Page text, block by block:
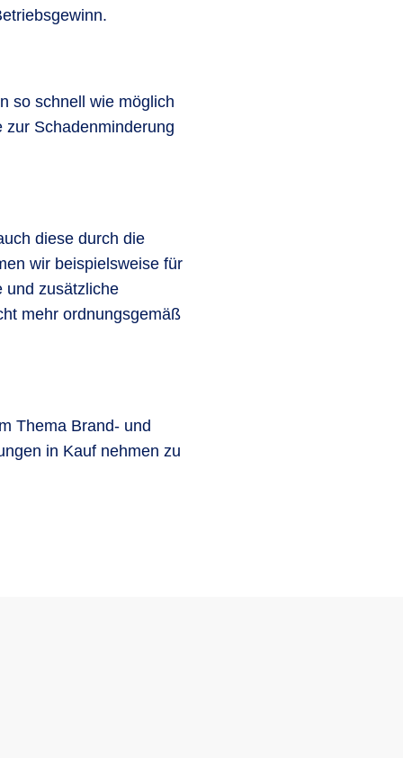
so schnell wie möglich
Schadenminderung
diese durch die
wir beispielsweise für
und zusätzliche
mehr ordnungsgemäß
Thema Brand- und
in Kauf nehmen zu